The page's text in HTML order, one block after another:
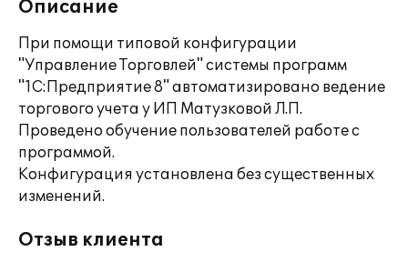
Описание
При помощи типовой конфигурации
"Управление Торговлей" системы программ
"1С:Предприятие 8" автоматизировано ведение
торгового учета у ИП Матузковой Л.П.
Проведено обучение пользователей работе с
программой.
Конфигурация установлена без существенных
изменений.
Отзыв клиента